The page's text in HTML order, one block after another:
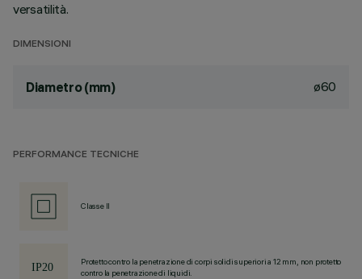
versatilità.
DIMENSIONI
Diametro (mm) ø60
PERFORMANCE TECNICHE
Classe II
Protetto contro la penetrazione di corpi solidi superiori a 12 mm, non protetto
contro la penetrazione di liquidi.